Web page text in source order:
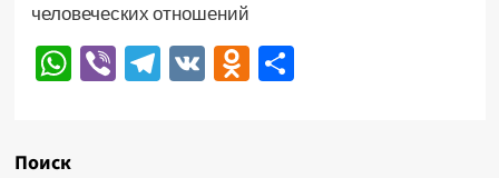
человеческих отношений
WhatsApp
ViberTelegram
VKOdnoklassniki
Отправить
Поиск